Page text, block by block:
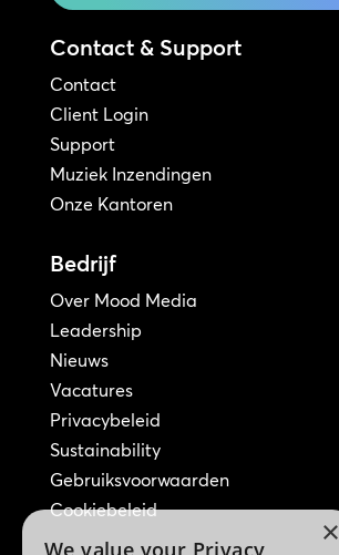
Contact & Support
Contact
Client Login
Support
Muziek Inzendingen
Onze Kantoren
Bedrijf
Over Mood Media
Leadership
Nieuws
Vacatures
Privacybeleid
Sustainability
Gebruiksvoorwaarden
Cookiebeleid
×
We value your Privacy